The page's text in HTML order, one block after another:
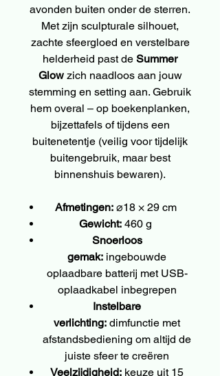
avonden buiten onder de sterren.
Met zijn sculpturale silhouet,
zachte sfeergloed en verstelbare
helderheid past de Summer
Glowzich naadloos aan jouw
stemming en setting aan. Gebruik
hem overal – op boekenplanken,
bijzettafels of tijdens een
buitenetentje (veilig voor tijdelijk
buitengebruik, maar best
binnenshuis bewaren).
Afmetingen:⌀18 × 29 cm
Gewicht: 460 g
Snoerloos
gemak: ingebouwde
oplaadbare batterij met USB-
oplaadkabel inbegrepen
Instelbare
verlichting: dimfunctie met
afstandsbediening om altijd de
juiste sfeer te creëren
Veelzijdigheid: keuze uit 15